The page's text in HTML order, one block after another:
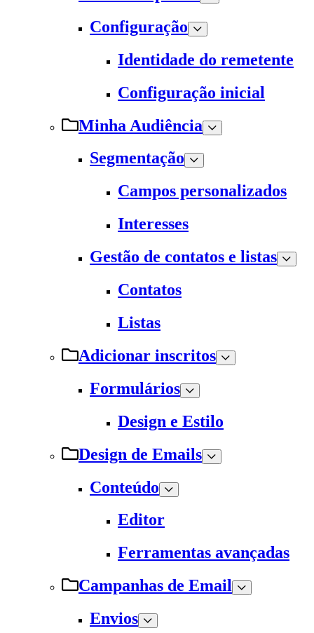
Configuração
Identidade do remetente
Configuração inicial
Minha Audiência
Segmentação
Campos personalizados
Interesses
Gestão de contatos e listas
Contatos
Listas
Adicionar inscritos
Formulários
Design e Estilo
Design de Emails
Conteúdo
Editor
Ferramentas avançadas
Campanhas de Email
Envios